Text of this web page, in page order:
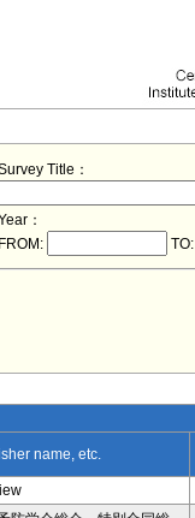
Title：
：
FROM:
TO:
name, etc.